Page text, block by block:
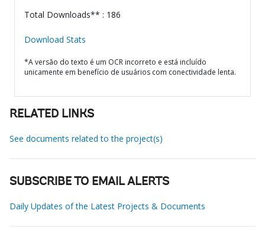
Total Downloads** : 186
Download Stats
*A versão do texto é um OCR incorreto e está incluído
unicamente em benefício de usuários com conectividade lenta.
RELATED LINKS
See documents related to the project(s)
SUBSCRIBE TO EMAIL ALERTS
Daily Updates of the Latest Projects & Documents